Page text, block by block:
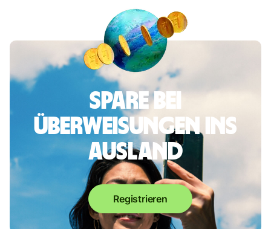
Spare bei
Überweisungen ins
Ausland
Registrieren